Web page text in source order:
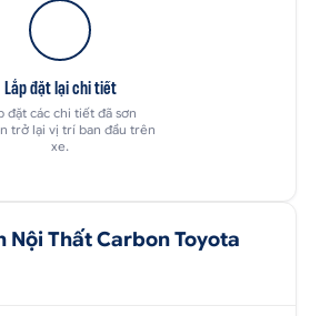
Lắp đặt lại chi tiết
đặt các chi tiết đã sơn
trở lại vị trí ban đầu trên
xe.
Nội Thất Carbon Toyota